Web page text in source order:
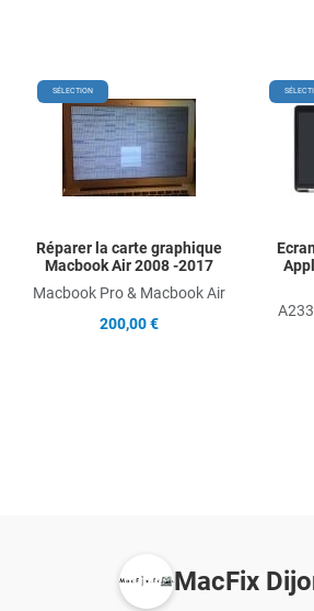
SÉLECTION Add to
Quick View
Réparer la carte graphique
Macbook Air 2008 -2017
Macbook Pro & Macbook Air
200,00 €
MacFix